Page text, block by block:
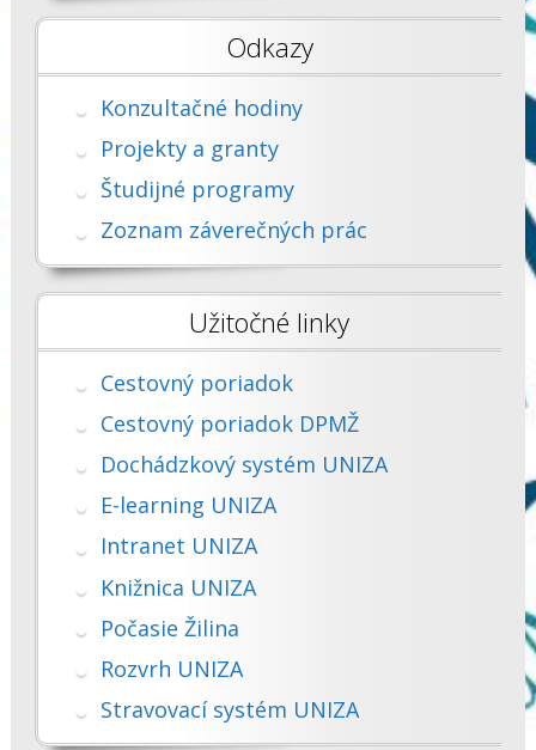
Odkazy
Konzultačné hodiny
Projekty a granty
Študijné programy
Zoznam záverečných prác
Užitočné linky
Cestovný poriadok
Cestovný poriadok DPMŽ
Dochádzkový systém UNIZA
E-learning UNIZA
Intranet UNIZA
Knižnica UNIZA
Počasie Žilina
Rozvrh UNIZA
Stravovací systém UNIZA